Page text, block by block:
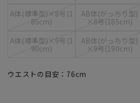
A体(標準型)×8号(1
85cm)
AB体(がっちり型)
×8号(185cm)
A体(標準型)×9号(1
90cm)
AB体(がっちり型)
×9号(190cm)
ウエストの目安： 76cm